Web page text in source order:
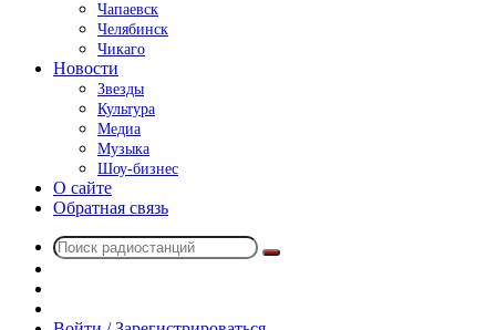
Чапаевск
Челябинск
Чикаго
Новости
Звезды
Культура
Медиа
Музыка
Шоу-бизнес
О сайте
Обратная связь
Поиск